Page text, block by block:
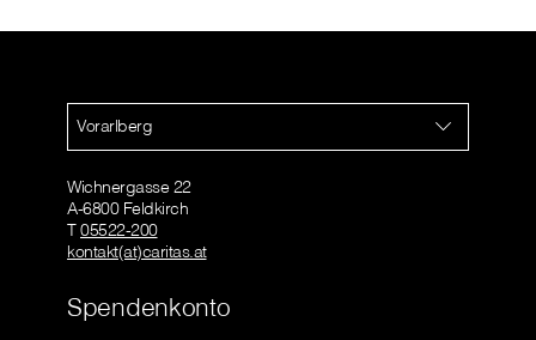
Vorarlberg
Wichnergasse 22
A-6800 Feldkirch
T05522-200
kontakt(at)caritas.at
Spendenkonto